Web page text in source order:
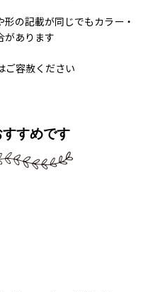
の記載が同じでもカラー・
があります
ご容赦ください
すめです